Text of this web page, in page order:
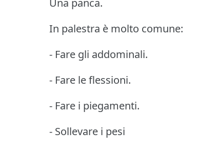
Una panca.
In palestra è molto comune:
- Fare gli addominali.
- Fare le flessioni.
- Fare i piegamenti.
- Sollevare i pesi